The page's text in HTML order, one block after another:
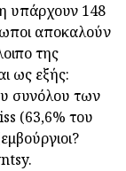
υπάρχουν 148
αποκαλούν
της
ως εξής:
συνόλου των
(63,6% του